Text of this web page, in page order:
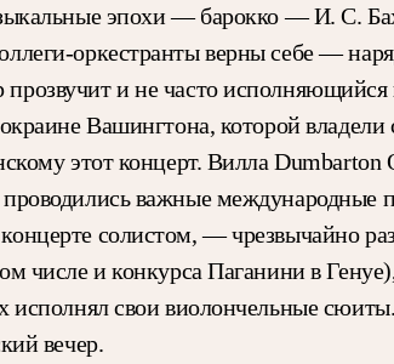
эпохи — барокко — И.
оркестранты верны себе —
и не часто исполняющийся
Вашингтона, которой
этот концерт. Вилла Dumbarton
важные международные
солистом, — чрезвычайно
и конкурса Паганини в
свои виолончельные
вечер.